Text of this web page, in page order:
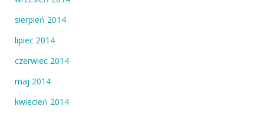
sierpień 2014
lipiec 2014
czerwiec 2014
maj 2014
kwiecień 2014